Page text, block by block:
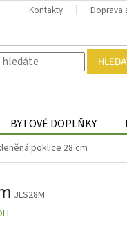
Kontakty Doprava
BYTOVÉ DOPLŇKY
poklice 28 cm
JLS28M